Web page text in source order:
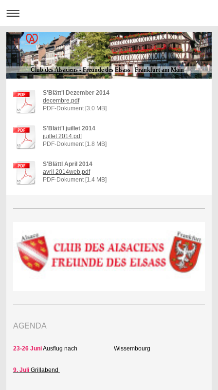
Club des Alsaciens - Freunde des Elsass Frankfurt am Main
S'Blätt'l Dezember 2014
decembre.pdf
PDF-Dokument [3.0 MB]
S'Blätt'l juillet 2014
juillet 2014.pdf
PDF-Dokument [1.8 MB]
S'Blättl April 2014
avril 2014web.pdf
PDF-Dokument [1.4 MB]
AGENDA
23-26 JuniAusflug nach Wissembourg
9. Juli Grillabend